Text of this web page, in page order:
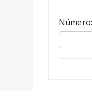
Número: